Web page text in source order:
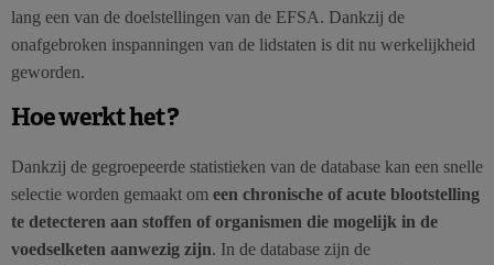
lang een van de doelstellingen van de EFSA. Dankzij de
onafgebroken inspanningen van de lidstaten is dit nu werkelijkheid
geworden.
Hoe werkt het?
Dankzij de gegroepeerde statistieken van de database kan een snelle
selectie worden gemaakt om een chronische of acute blootstelling
te detecteren aan stoffen of organismen die mogelijk in de
voedselketen aanwezig zijn. In de database zijn de